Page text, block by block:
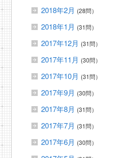
2018年2月 (28問）
2018年1月 (31問）
2017年12月 (31問）
2017年11月 (30問）
2017年10月 (31問）
2017年9月 (30問）
2017年8月 (31問）
2017年7月 (31問）
2017年6月 (30問）